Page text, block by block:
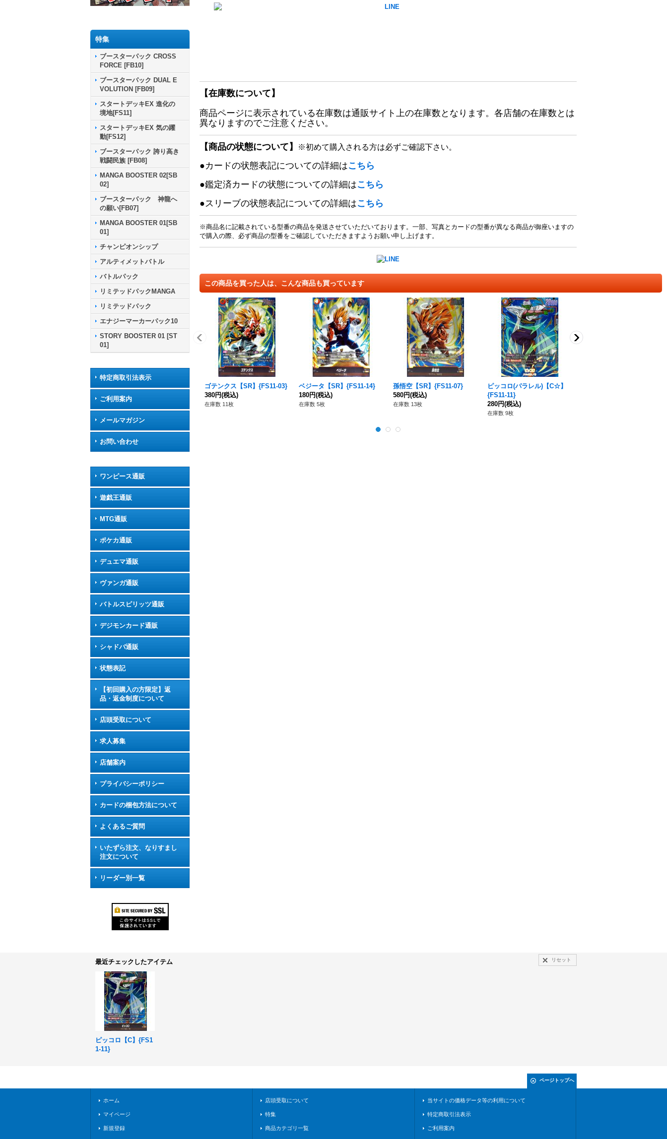
特集
ブースターパック CROSS
FORCE [FB10]
ブースターパック DUAL E
VOLUTION [FB09]
スタートデッキEX 進化の
境地[FS11]
スタートデッキEX 気の躍
動[FS12]
ブースターパック 誇り高き
戦闘民族 [FB08]
MANGA BOOSTER 02[SB
02]
ブースターパック 神龍へ
の願い[FB07]
MANGA BOOSTER 01[SB
01]
チャンピオンシップ
アルティメットバトル
バトルパック
リミテッドパックMANGA
リミテッドパック
エナジーマーカーパック10
STORY BOOSTER 01 [ST
01]
特定商取引法表示
ご利用案内
メールマガジン
お問い合わせ
ワンピース通販
遊戯王通販
MTG通販
ポケカ通販
デュエマ通販
ヴァンガ通販
バトルスピリッツ通販
デジモンカード通販
シャドバ通販
状態表記
【初回購入の方限定】返
品・返金制度について
店頭受取について
求人募集
店舗案内
プライバシーポリシー
カードの梱包方法について
よくあるご質問
いたずら注文、なりすまし
注文について
リーダー別一覧
【在庫数について】
商品ページに表示されている在庫数は通販サイト上の在庫数となります。各店舗の在庫数とは
異なりますのでご注意ください。
【商品の状態について】 ※初めて購入される方は必ずご確認下さい。
●カードの状態表記についての詳細はこちら
●鑑定済カードの状態についての詳細はこちら
●スリーブの状態表記についての詳細はこちら
※商品名に記載されている型番の商品を発送させていただいております。一部、写真とカードの型番が異なる商品が御座いますの
で購入の際、必ず商品の型番をご確認していただきますようお願い申し上げます。
この商品を買った人は、こんな商品も買っています
ゴテンクス【SR】{FS11-03}
380円(税込)
在庫数 11枚
ベジータ【SR】{FS11-14}
180円(税込)
在庫数 5枚
孫悟空【SR】{FS11-07}
580円(税込)
在庫数 13枚
ピッコロ(パラレル)【C☆】
{FS11-11}
280円(税込)
在庫数 9枚
最近チェックしたアイテム リセット
ピッコロ【C】{FS1
1-11}
ページトップへ
ホーム
マイページ
新規登録
店頭受取について
特集
商品カテゴリ一覧
当サイトの価格データ等の利用について
特定商取引法表示
ご利用案内